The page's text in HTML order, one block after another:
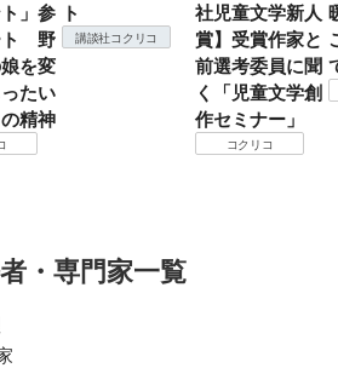
」参
ト 野
を変
たい
精神
ト
講談社コクリコ
社児童文学新人
賞】受賞作家と
前選考委員に聞
く「児童文学創
作セミナー」
コクリコ
・専門家一覧